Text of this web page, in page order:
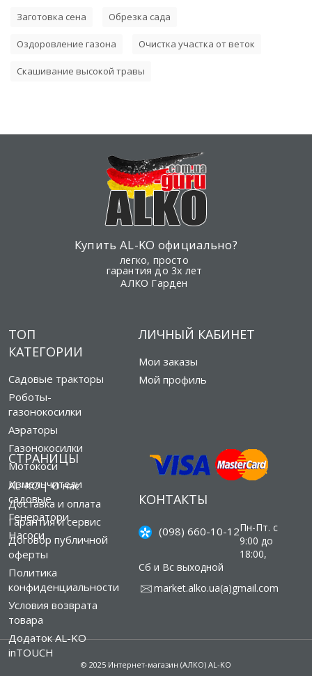
Заготовка сена Обрезка сада
Оздоровление газона Очистка участка от веток
Скашивание высокой травы
Купить AL-KO официально?
легко, просто
гарантия до 3х лет
АЛКО Гарден
ТОП
КАТЕГОРИИ
Садовые тракторы
Роботы-
газонокосилки
Аэраторы
Газонокосилки
Мотокоси
Измельчители
садовые
Генератори
Насоси
СТРАНИЦЫ
AL-KO | О нас
Доставка и оплата
Гарантия и сервис
Договор публичной
оферты
Политика
конфиденциальности
Условия возврата
товара
Додаток AL-KO
inTOUCH
ЛИЧНЫЙ КАБИНЕТ
Мои заказы
Мой профиль
КОНТАКТЫ
(098) 660-10-12Пн-Пт. с
9:00 до
18:00,
Сб и Вс выходной
market.alko.ua(а)gmail.com
© 2025 Интернет-магазин (АЛКО) AL-KO